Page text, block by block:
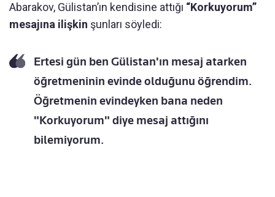
Abarakov, Gülistan’ın kendisine attığı “Korkuyorum”
mesajına ilişkin şunları söyledi:
Ertesi gün ben Gülistan'ın mesaj atarken
öğretmeninin evinde olduğunu öğrendim.
Öğretmenin evindeyken bana neden
"Korkuyorum" diye mesaj attığını
bilemiyorum.